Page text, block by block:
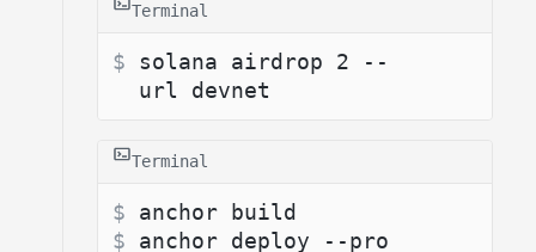
Terminal
$ solana airdrop 2 --
url devnet
Terminal
$ anchor build
$ anchor deploy --pro